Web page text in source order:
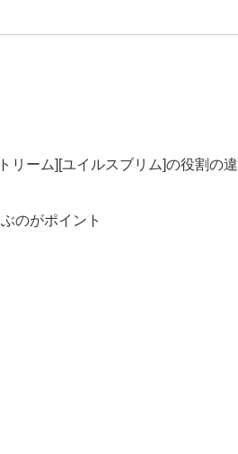
リーム][ユイルスブリム]の役割の違
のがポイント